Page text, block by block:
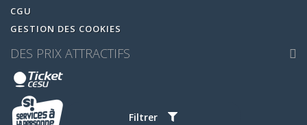
Filtrer
CGU
GESTION DES COOKIES
DES PRIX ATTRACTIFS